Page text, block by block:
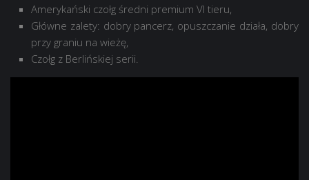
Amerykański czołg średni premium VI tieru,
Główne zalety: dobry pancerz, opuszczanie działa, dobry
przy graniu na wieżę,
Czołg z Berlińskiej serii.